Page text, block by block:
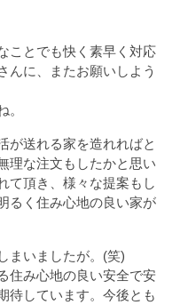
ことでも快く素早く対応
んに、またお願いしよう
。
が送れる家を造れればと
理な注文もしたかと思い
て頂き、様々な提案もし
るく住み心地の良い家が
まいましたが。(笑)
住み心地の良い安全で安
待しています。今後とも